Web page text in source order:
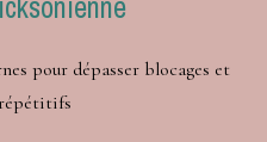
pour dépasser blocages et